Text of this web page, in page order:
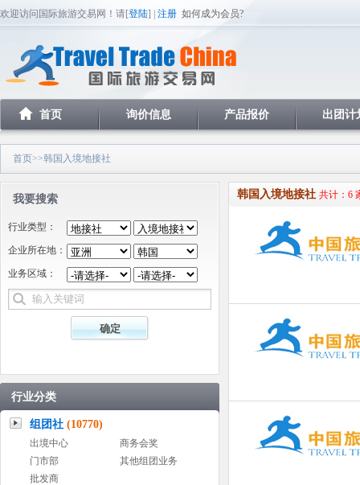
欢迎访问国际旅游交易网！请[登陆] | 注册 如何成为会员?
首页 询价信息 产品报价 出团计
首页>>韩国入境地接社
我要搜索
行业类型：
企业所在地：
业务区域：
行业分类
组团社 (10770)
出境中心
商务会奖
门市部
其他组团业务
批发商
韩国入境地接社 共计：6